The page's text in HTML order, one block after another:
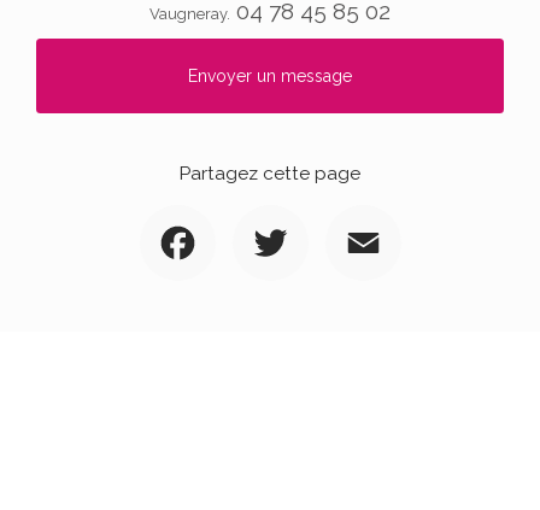
Vaugneray. 04 78 45 85 02
Envoyer un message
Partagez cette page